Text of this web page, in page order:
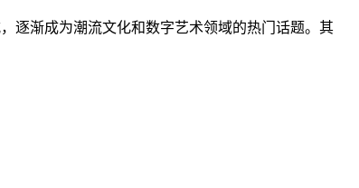
逐渐成为潮流文化和数字艺术领域的热门话题。其